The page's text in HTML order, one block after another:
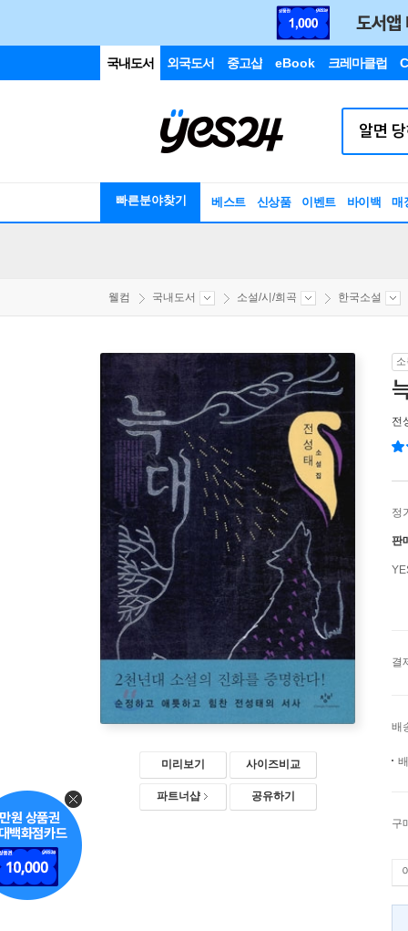
국내도서 외국도서 중고샵 eBook 크레마클럽
빠른분야찾기 베스트 신상품 이벤트 바이백 매
웰컴 국내도서 소설/시/희곡 한국소설
미리보기 사이즈비교
파트너샵 공유하기
전
정
판
결
배
구